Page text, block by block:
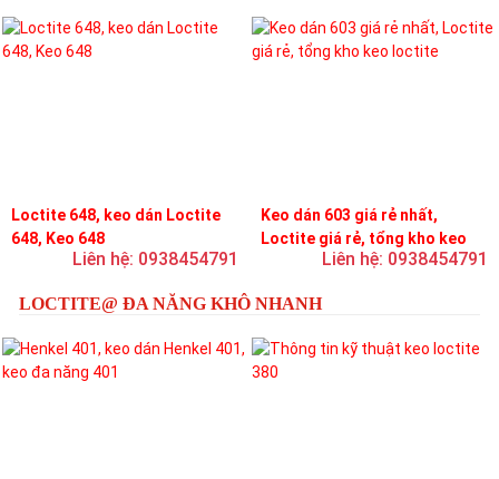
Loctite 648, keo dán Loctite
648, Keo 648
Liên hệ: 0938454791
Keo dán 603 giá rẻ nhất,
Loctite giá rẻ, tổng kho keo
Liên hệ: 0938454791
LOCTITE@ ĐA NĂNG KHÔ NHANH